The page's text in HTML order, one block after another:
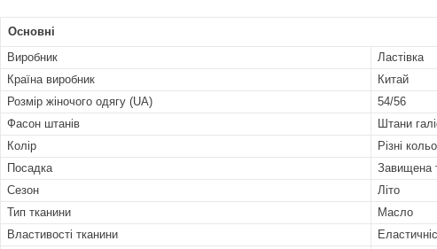
Основні
Виробник
Ластівка
Країна виробник
Китай
Розмір жіночого одягу (UA)
54/56
Фасон штанів
Штани
Колір
Різні
Посадка
Завищена
Сезон
Літо
Тип тканини
Масло
Властивості тканини